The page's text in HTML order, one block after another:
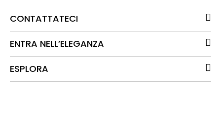
CONTATTATECI
ENTRA NELL’ELEGANZA
ESPLORA